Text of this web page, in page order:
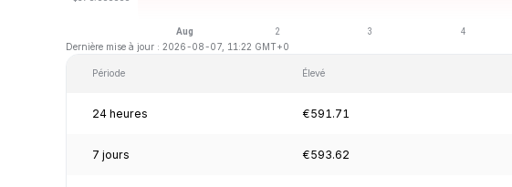
Dernière mise à jour : 2026-08-07, 11:22 GMT+0
Période Élevé
24 heures €591.71
7 jours €593.62